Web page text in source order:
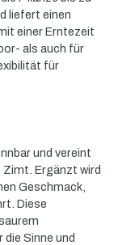
liefert einen
einer Erntezeit
als auch für
für
und vereint
Zimt. Ergänzt wird
Geschmack,
Diese
Sinne und